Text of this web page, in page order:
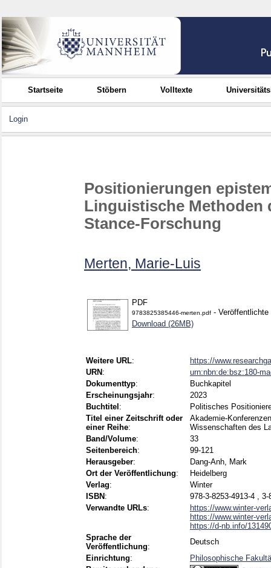
Startseite Stöbern Volltexte
Login
Positionierungen
Linguistische Methoden
Stance-Forschung
Merten, Marie-Luis
PDF
9783825385446-merten.pdf - Veröffentlichte
Download (26MB)
Weitere URL:
https://
URN :
urn:nbn:de:bsz:180-
Dokumenttyp:
Buchkapitel
Erscheinungsjahr:
2023
Buchtitel :
Politisches
Titel einer Zeitschrift oder
einer Reihe:
Akademie-
Wissenschaften des
Band/Volume:
33
Seitenbereich:
99-121
Herausgeber:
Dang-Anh, Mark
Ort der Veröffentlichung:
Heidelberg
Verlag:
Winter
ISBN :
978-3-8253-4913-4 ,
Verwandte URLs:
https://www.winter-
https://www.winter-
https://d-nb.info/
Sprache der
Veröffentlichung:
Deutsch
Einrichtung:
Philosophische